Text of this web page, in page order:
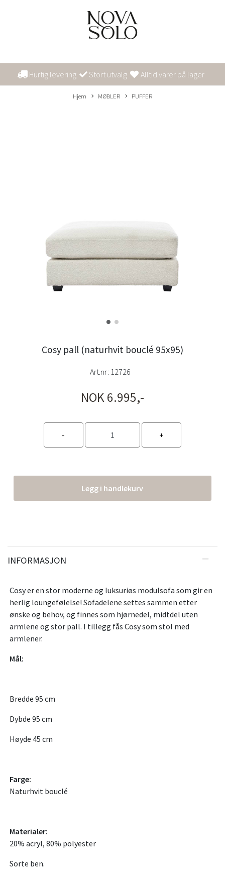
Hurtig levering Stort utvalg Alltid varer på lager
Hjem MØBLER PUFFER
Cosy pall (naturhvit bouclé 95x95)
Art.nr: 12726
NOK 6.995,-
Legg i handlekurv
INFORMASJON
Cosy er en stor moderne og luksuriøs modulsofa som gir en
herlig loungefølelse! Sofadelene settes sammen etter
ønske og behov, og finnes som hjørnedel, midtdel uten
armlene og stor pall. I tillegg fås Cosy som stol med
armlener.
Mål:
Bredde 95 cm
Dybde 95 cm
Høyde 45 cm
Farge:
Naturhvit bouclé
Materialer:
20% acryl, 80% polyester
Sorte ben.